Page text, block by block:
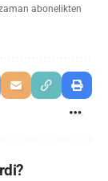
abonelikten